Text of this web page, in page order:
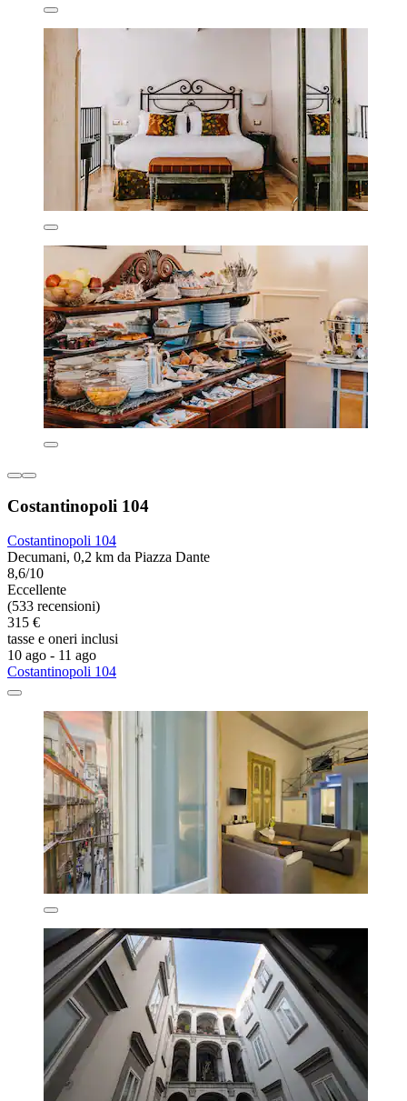
Costantinopoli 104
Costantinopoli 104
Decumani, 0,2 km da Piazza Dante
8,6/10
Eccellente
(533 recensioni)
315 €
tasse e oneri inclusi
10 ago - 11 ago
Costantinopoli 104